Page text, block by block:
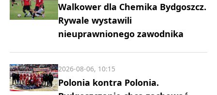
Walkower dla Chemika Bydgoszcz.
Rywale wystawili
nieuprawnionego zawodnika
Polonia kontra Polonia.
2026-08-06, 10:15